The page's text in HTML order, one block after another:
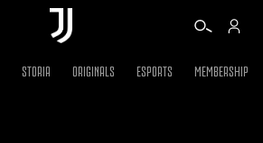
STORIA ORIGINALS ESPORTS MEMBERSHIP